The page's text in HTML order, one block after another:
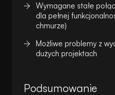
Wymagane stałe
dla pełnej
chmurze)
Możliwe problemy z
dużych projektach
Podsumowanie